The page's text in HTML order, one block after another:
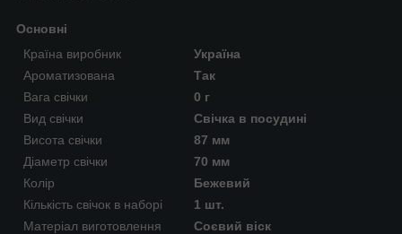
Основні
Країна виробник
Україна
Ароматизована
Так
Вага свічки
0 г
Вид свічки
Свічка в посудині
Висота свічки
87 мм
Діаметр свічки
70 мм
Колір
Бежевий
Кількість свічок в наборі
1 шт.
Матеріал виготовлення
Соєвий віск